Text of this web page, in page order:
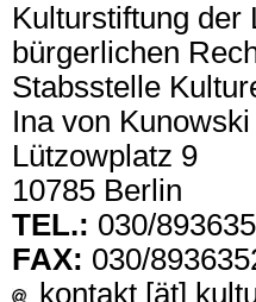
Kulturstiftung der
bürgerlichen
Stabsstelle
Ina von Kunowski
Lützowplatz 9
10785 Berlin
TEL.: 030/
FAX: 030/
kontakt [ät]